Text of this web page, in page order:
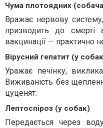
Чума плотоядних
Вражає нервову
призводить до смерті
вакцинації — практично
Вірусний гепатит (у
Уражає печінку,
Виживаність без
цуценят.
Лептоспіроз (у собак)
Передається через